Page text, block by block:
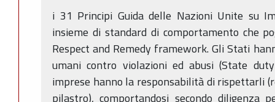
i 31 Principi Guida delle Nazioni Unite su
insieme di standard di comportamento che
Respect and Remedy framework. Gli Stati
umani contro violazioni ed abusi (State
imprese hanno la responsabilità di rispettarli
pilastro), comportandosi secondo